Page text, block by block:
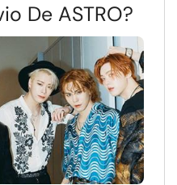
De ASTRO?